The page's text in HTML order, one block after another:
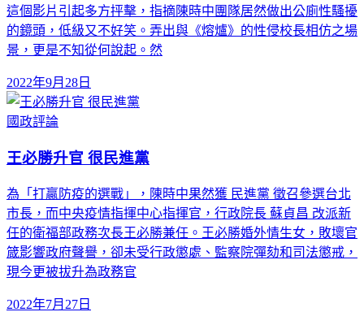
這個影片引起多方抨擊，指摘陳時中團隊居然做出公廁性騷擾
的鏡頭，低級又不好笑。弄出與《熔爐》的性侵校長相仿之場
景，更是不知從何說起。然
2022年9月28日
國政評論
王必勝升官 很民進黨
為「打贏防疫的選戰」，陳時中果然獲 民進黨 徵召參選台北
市長，而中央疫情指揮中心指揮官，行政院長 蘇貞昌 改派新
任的衛福部政務次長王必勝兼任。王必勝婚外情生女，敗壞官
箴影響政府聲譽，卻未受行政懲處、監察院彈劾和司法懲戒，
現今更被拔升為政務官
2022年7月27日